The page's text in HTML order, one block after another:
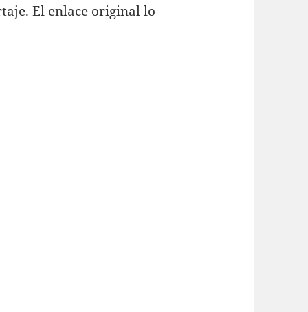
El enlace original lo